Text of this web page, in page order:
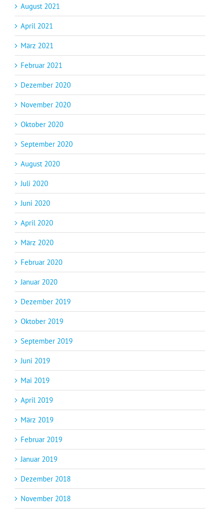
August 2021
April 2021
März 2021
Februar 2021
Dezember 2020
November 2020
Oktober 2020
September 2020
August 2020
Juli 2020
Juni 2020
April 2020
März 2020
Februar 2020
Januar 2020
Dezember 2019
Oktober 2019
September 2019
Juni 2019
Mai 2019
April 2019
März 2019
Februar 2019
Januar 2019
Dezember 2018
November 2018